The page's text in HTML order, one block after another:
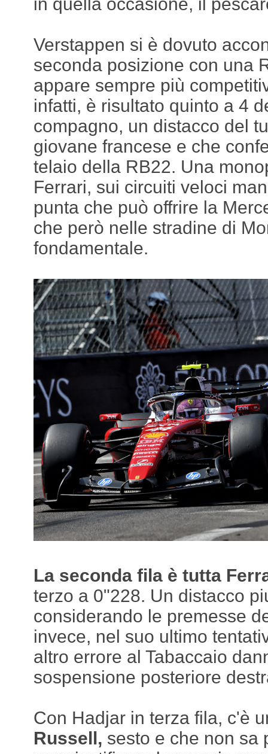
in quella occasione, il
Verstappen si è dovuto
seconda posizione con una
appare sempre più
infatti, è risultato quinto a 4
compagno, un distacco del
giovane francese e che
telaio della RB22. Una
Ferrari, sui circuiti veloci
punta che può offrire la
che però nelle stradine di
fondamentale.
La seconda fila è tutta
terzo a 0"228. Un distacco
considerando le premesse
invece, nel suo ultimo
altro errore al Tabaccaio
sospensione posteriore
Con Hadjar in terza fila, c'è
Russell, sesto e che non sa